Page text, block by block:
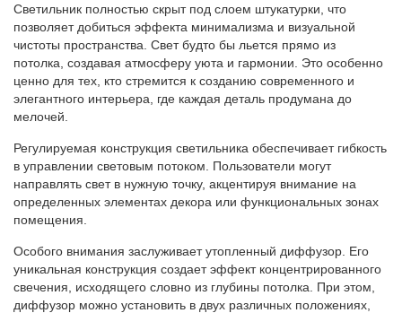
Светильник полностью скрыт под слоем штукатурки, что
позволяет добиться эффекта минимализма и визуальной
чистоты пространства. Свет будто бы льется прямо из
потолка, создавая атмосферу уюта и гармонии. Это особенно
ценно для тех, кто стремится к созданию современного и
элегантного интерьера, где каждая деталь продумана до
мелочей.
Регулируемая конструкция светильника обеспечивает гибкость
в управлении световым потоком. Пользователи могут
направлять свет в нужную точку, акцентируя внимание на
определенных элементах декора или функциональных зонах
помещения.
Особого внимания заслуживает утопленный диффузор. Его
уникальная конструкция создает эффект концентрированного
свечения, исходящего словно из глубины потолка. При этом,
диффузор можно установить в двух различных положениях,